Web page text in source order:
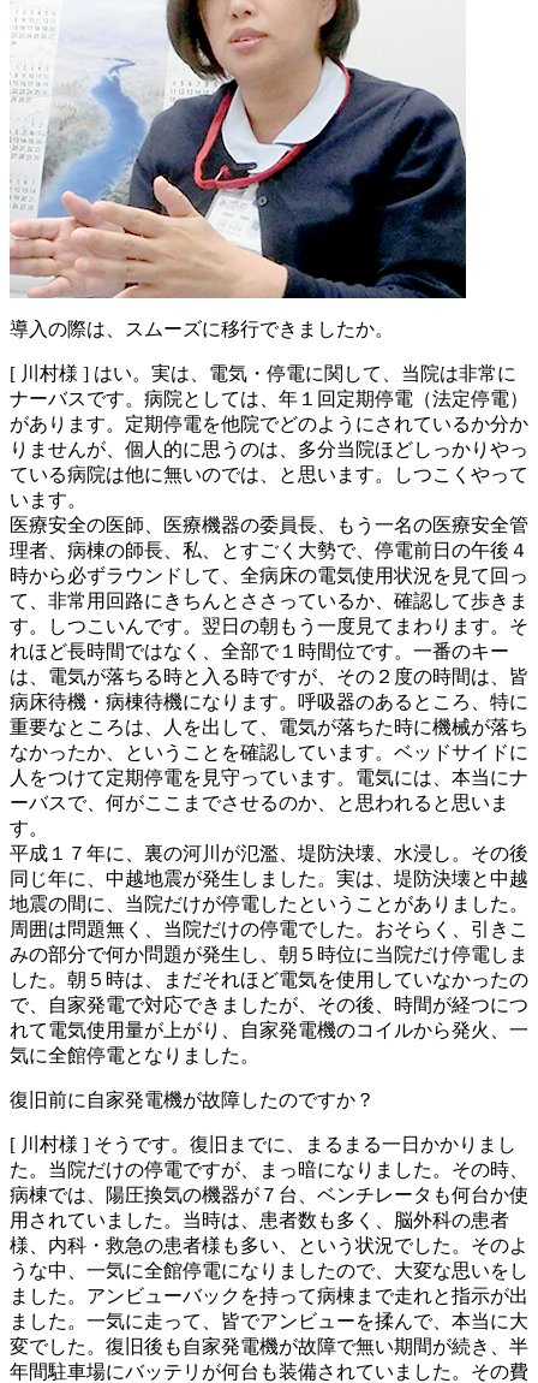
導入の際は、スムーズに移行できましたか。
[ 川村様 ] はい。実は、電気・停電に関して、当院は非常に
ナーバスです。病院としては、年１回定期停電（法定停電）
があります。定期停電を他院でどのようにされているか分か
りませんが、個人的に思うのは、多分当院ほどしっかりやっ
ている病院は他に無いのでは、と思います。しつこくやって
います。
医療安全の医師、医療機器の委員長、もう一名の医療安全管
理者、病棟の師長、私、とすごく大勢で、停電前日の午後４
時から必ずラウンドして、全病床の電気使用状況を見て回っ
て、非常用回路にきちんとささっているか、確認して歩きま
す。しつこいんです。翌日の朝もう一度見てまわります。そ
れほど長時間ではなく、全部で１時間位です。一番のキー
は、電気が落ちる時と入る時ですが、その２度の時間は、皆
病床待機・病棟待機になります。呼吸器のあるところ、特に
重要なところは、人を出して、電気が落ちた時に機械が落ち
なかったか、ということを確認しています。ベッドサイドに
人をつけて定期停電を見守っています。電気には、本当にナ
ーバスで、何がここまでさせるのか、と思われると思いま
す。
平成１７年に、裏の河川が氾濫、堤防決壊、水浸し。その後
同じ年に、中越地震が発生しました。実は、堤防決壊と中越
地震の間に、当院だけが停電したということがありました。
周囲は問題無く、当院だけの停電でした。おそらく、引きこ
みの部分で何か問題が発生し、朝５時位に当院だけ停電しま
した。朝５時は、まだそれほど電気を使用していなかったの
で、自家発電で対応できましたが、その後、時間が経つにつ
れて電気使用量が上がり、自家発電機のコイルから発火、一
気に全館停電となりました。
復旧前に自家発電機が故障したのですか？
[ 川村様 ] そうです。復旧までに、まるまる一日かかりまし
た。当院だけの停電ですが、まっ暗になりました。その時、
病棟では、陽圧換気の機器が７台、ベンチレータも何台か使
用されていました。当時は、患者数も多く、脳外科の患者
様、内科・救急の患者様も多い、という状況でした。そのよ
うな中、一気に全館停電になりましたので、大変な思いをし
ました。アンビューバックを持って病棟まで走れと指示が出
ました。一気に走って、皆でアンビューを揉んで、本当に大
変でした。復旧後も自家発電機が故障で無い期間が続き、半
年間駐車場にバッテリが何台も装備されていました。その費